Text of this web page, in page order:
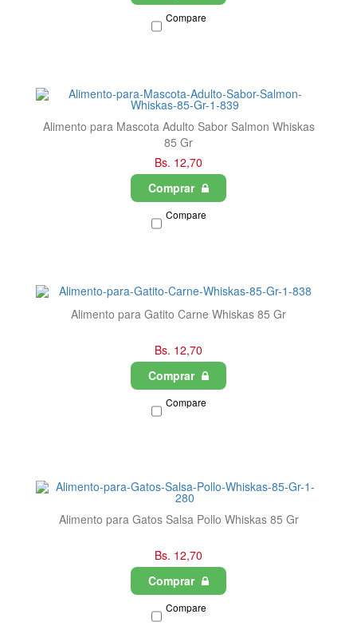
Compare
Alimento para Mascota Adulto Sabor Salmon Whiskas
85 Gr
Bs. 12,70
Comprar
Compare
Alimento para Gatito Carne Whiskas 85 Gr
Bs. 12,70
Comprar
Compare
Alimento para Gatos Salsa Pollo Whiskas 85 Gr
Bs. 12,70
Comprar
Compare